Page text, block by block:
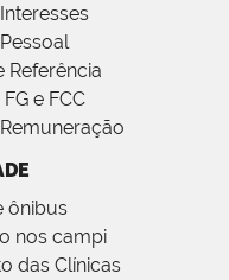
Referência
e FCC
ônibus
nos campi
das Clínicas